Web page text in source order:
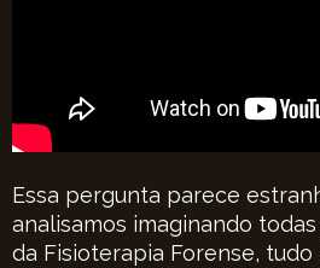
Essa pergunta parece
analisamos imaginando
da Fisioterapia Forense, tudo